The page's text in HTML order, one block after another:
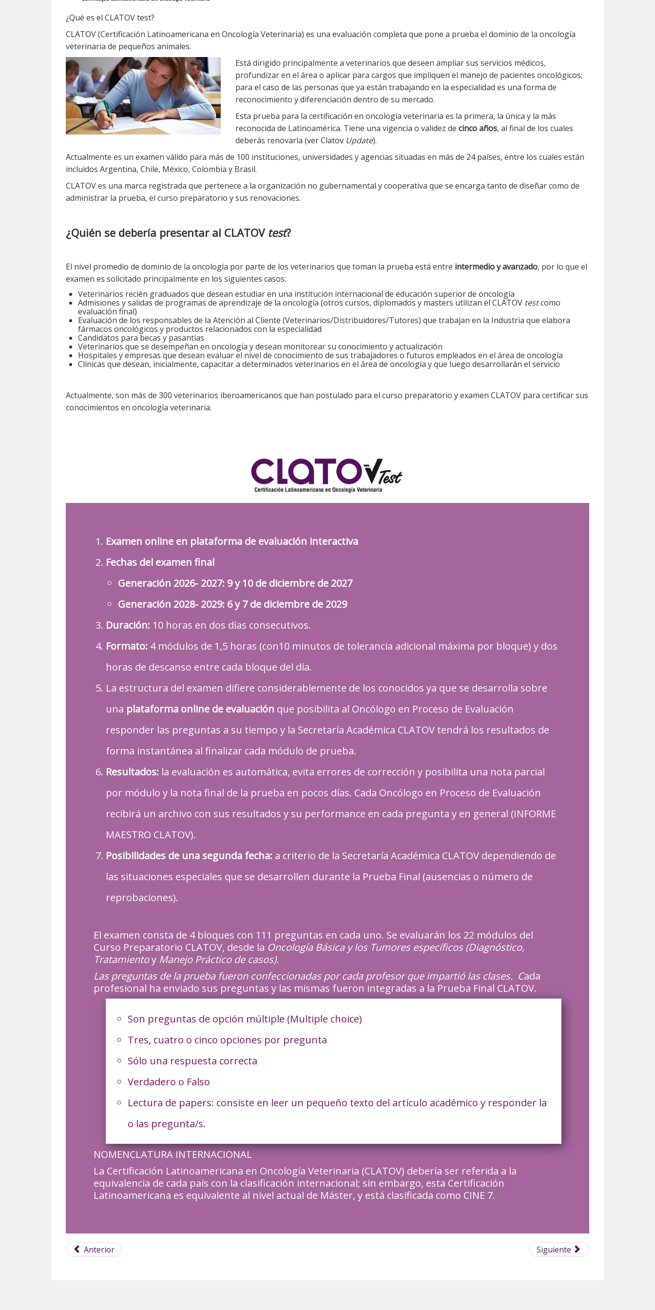
¿Qué es el CLATOV test?
CLATOV (Certificación Latinoamericana en Oncología Veterinaria) es una evaluación completa que pone a prueba el dominio de la oncología
veterinaria de pequeños animales.
Está dirigido principalmente a veterinarios que deseen ampliar sus servicios médicos,
profundizar en el área o aplicar para cargos que impliquen el manejo de pacientes oncológicos;
para el caso de las personas que ya están trabajando en la especialidad es una forma de
reconocimiento y diferenciación dentro de su mercado.
Esta prueba para la certificación en oncología veterinaria es la primera, la única y la más
reconocida de Latinoamérica. Tiene una vigencia o validez de cinco años, al final de los cuales
deberás renovarla (ver Clatov Update).
Actualmente es un examen válido para más de 100 instituciones, universidades y agencias situadas en más de 24 países, entre los cuales están
incluidos Argentina, Chile, México, Colombia y Brasil.
CLATOV es una marca registrada que pertenece a la organización no gubernamental y cooperativa que se encarga tanto de diseñar como de
administrar la prueba, el curso preparatorio y sus renovaciones.
¿Quién se debería presentar al CLATOV test?
El nivel promedio de dominio de la oncología por parte de los veterinarios que toman la prueba está entre intermedio y avanzado, por lo que el
examen es solicitado principalmente en los siguientes casos:
Veterinarios recién graduados que desean estudiar en una institución internacional de educación superior de oncología
Admisiones y salidas de programas de aprendizaje de la oncología (otros cursos, diplomados y masters utilizan el CLATOV testcomo
evaluación final)
Evaluación de los responsables de la Atención al Cliente (Veterinarios/Distribuidores/Tutores) que trabajan en la Industria que elabora
fármacos oncológicos y productos relacionados con la especialidad
Candidatos para becas y pasantías
Veterinarios que se desempeñan en oncología y desean monitorear su conocimiento y actualización
Hospitales y empresas que desean evaluar el nivel de conocimiento de sus trabajadores o futuros empleados en el área de oncología
Clínicas que desean, inicialmente, capacitar a determinados veterinarios en el área de oncología y que luego desarrollarán el servicio
Actualmente, son más de 300 veterinarios iberoamericanos que han postulado para el curso preparatorio y examen CLATOV para certificar sus
conocimientos en oncología veterinaria.
Examen online en plataforma de evaluación interactiva
Fechas del examen final
Generación 2026- 2027: 9 y 10 de diciembre de 2027
Generación 2028- 2029: 6 y 7 de diciembre de 2029
Duración: 10 horas en dos días consecutivos.
Formato: 4 módulos de 1,5 horas (con10 minutos de tolerancia adicional máxima por bloque) y dos
horas de descanso entre cada bloque del día.
La estructura del examen difiere considerablemente de los conocidos ya que se desarrolla sobre
una plataforma online de evaluación que posibilita al Oncólogo en Proceso de Evaluación
responder las preguntas a su tiempo y la Secretaría Académica CLATOV tendrá los resultados de
forma instantánea al finalizar cada módulo de prueba.
Resultados: la evaluación es automática, evita errores de corrección y posibilita una nota parcial
por módulo y la nota final de la prueba en pocos días. Cada Oncólogo en Proceso de Evaluación
recibirá un archivo con sus resultados y su performance en cada pregunta y en general (INFORME
MAESTRO CLATOV).
Posibilidades de una segunda fecha: a criterio de la Secretaría Académica CLATOV dependiendo de
las situaciones especiales que se desarrollen durante la Prueba Final (ausencias o número de
reprobaciones).
El examen consta de 4 bloques con 111 preguntas en cada uno. Se evaluarán los 22 módulos del
Curso Preparatorio CLATOV, desde la Oncología Básica y los Tumores específicos (Diagnóstico,
Tratamientoy Manejo Práctico de casos).
Las preguntas de la prueba fueron confeccionadas por cada profesor que impartió las clases. Cada
profesional ha enviado sus preguntas y las mismas fueron integradas a la Prueba Final CLATOV.
Son preguntas de opción múltiple (Multiple choice)
Tres, cuatro o cinco opciones por pregunta
Sólo una respuesta correcta
Verdadero o Falso
Lectura de papers: consiste en leer un pequeño texto del artículo académico y responder la
o las pregunta/s.
NOMENCLATURA INTERNACIONAL
La Certificación Latinoamericana en Oncología Veterinaria (CLATOV) debería ser referida a la
equivalencia de cada país con la clasificación internacional; sin embargo, esta Certificación
Latinoamericana es equivalente al nivel actual de Máster, y está clasificada como CINE 7.
Anterior Siguiente